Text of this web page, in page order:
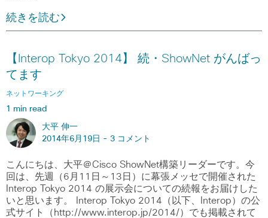
続きを読む
【Interop Tokyo 2014】 続・ShowNet がんばっ
てます
ネットワーキング
1 min read
大平 伸一
2014年6月19日 - 3 コメント
こんにちは、大平＠Cisco ShowNet構築リーダーです。今
回は、先週（6月11日～13日）に幕張メッセで開催された
Interop Tokyo 2014 の展示会についての続報をお届けした
いと思います。 Interop Tokyo 2014（以下、Interop）の公
式サイト（http://www.interop.jp/2014/）でも掲載されて